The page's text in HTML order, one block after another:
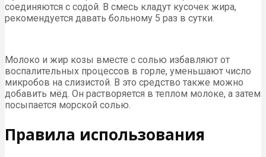
соединяются с содой. В смесь кладут кусочек жира,
рекомендуется давать больному 5 раз в сутки.
Молоко и жир козы вместе с солью избавляют от
воспалительных процессов в горле, уменьшают число
микробов на слизистой. В это средство также можно
добавить мёд. Он растворяется в теплом молоке, а затем
посыпается морской солью.
Правила использования